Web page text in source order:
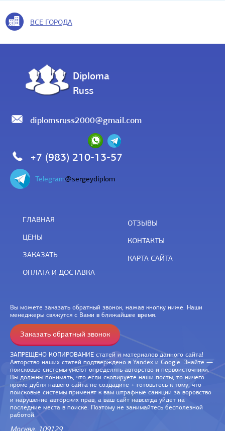
ВСЕ ГОРОДА
Diploma
Russ
diplomsruss2000@gmail.com
+7 (983) 210-13-57
Telegram@sergeydiplom
ГЛАВНАЯ
ЦЕНЫ
ЗАКАЗАТЬ
ОПЛАТА И ДОСТАВКА
ОТЗЫВЫ
КОНТАКТЫ
КАРТА САЙТА
Вы можете заказать обратный звонок, нажав кнопку ниже. Наши
менеджеры свяжутся с Вами в ближайшее время.
Заказать обратный звонок
ЗАПРЕЩЕНО КОПИРОВАНИЕ статей и материалов данного сайта!
Авторство наших статей подтверждено в Yandex и Google. Знайте —
поисковые системы умеют определять авторство и первоисточники.
Вы должны понимать, что если скопируете наши посты, то ничего
кроме дубля нашего сайта не создадите + готовьтесь к тому, что
поисковые системы применят к вам штрафные санкции за воровство
и нарушение авторских прав, а ваш сайт навсегда уйдет на
последние места в поиске. Поэтому не занимайтесь бесполезной
работой.
Москва, 109129